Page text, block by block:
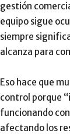
gestión
equipo sigue
siempre
alcanza para
Eso hace que
control porque
funcionando
afectando los